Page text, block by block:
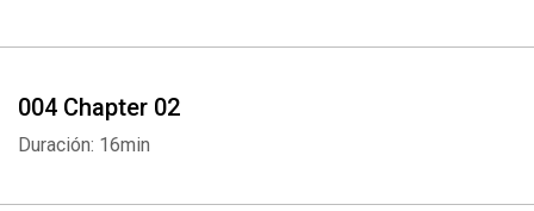
004 Chapter 02
Duración: 16min